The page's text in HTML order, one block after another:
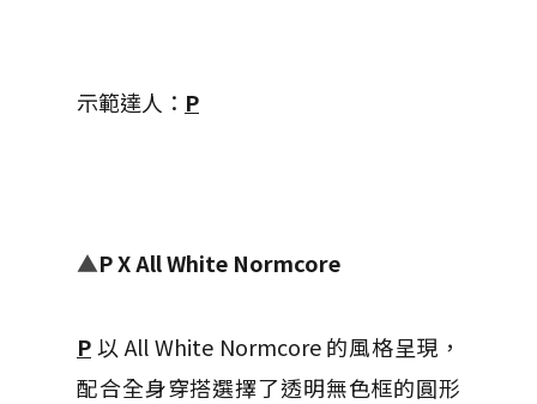
示範達人： P
▲PX All White Normcore
P以 All White Normcore 的風格呈現，
配合全身穿搭選擇了透明無色框的圓形